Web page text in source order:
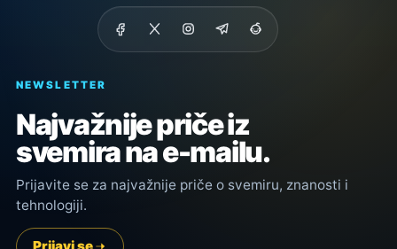
NEWSLETTER
Najvažnije priče iz
svemira na e-mailu.
Prijavite se za najvažnije priče o svemiru, znanosti i
tehnologiji.
Prijavi se